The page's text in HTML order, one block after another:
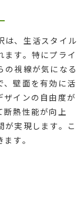
は、生活スタイル
ます。特にプライ
の視線が気になる
、壁面を有効に活
ザインの自由度が
断熱性能が向上
が実現します。こ
す。